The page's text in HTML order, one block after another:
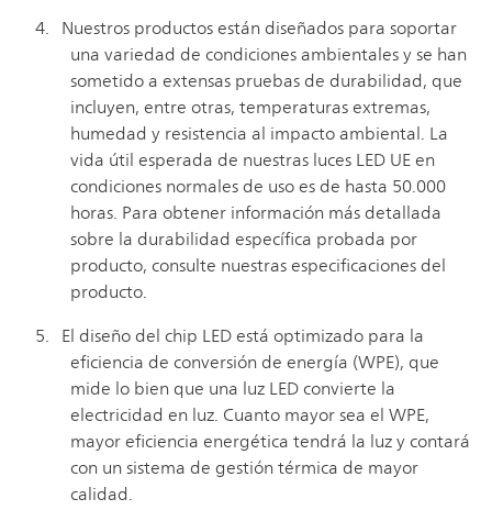
Nuestros productos están diseñados para soportar
una variedad de condiciones ambientales y se han
sometido a extensas pruebas de durabilidad, que
incluyen, entre otras, temperaturas extremas,
humedad y resistencia al impacto ambiental. La
vida útil esperada de nuestras luces LED UE en
condiciones normales de uso es de hasta 50.000
horas. Para obtener información más detallada
sobre la durabilidad específica probada por
producto, consulte nuestras especificaciones del
producto.
El diseño del chip LED está optimizado para la
eficiencia de conversión de energía (WPE), que
mide lo bien que una luz LED convierte la
electricidad en luz. Cuanto mayor sea el WPE,
mayor eficiencia energética tendrá la luz y contará
con un sistema de gestión térmica de mayor
calidad.